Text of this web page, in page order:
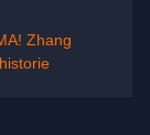
Zhang